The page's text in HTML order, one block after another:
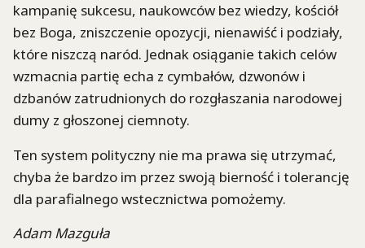
kampanię sukcesu, naukowców bez wiedzy, kościół
bez Boga, zniszczenie opozycji, nienawiść i podziały,
które niszczą naród. Jednak osiąganie takich celów
wzmacnia partię echa z cymbałów, dzwonów i
dzbanów zatrudnionych do rozgłaszania narodowej
dumy z głoszonej ciemnoty.
Ten system polityczny nie ma prawa się utrzymać,
chyba że bardzo im przez swoją bierność i tolerancję
dla parafialnego wstecznictwa pomożemy.
Adam Mazguła